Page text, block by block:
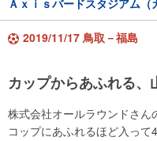
2019/11/17 鳥取－福島
カップからあふれる、
株式会社オールラウンドさ
コップにあふれるほど入っ